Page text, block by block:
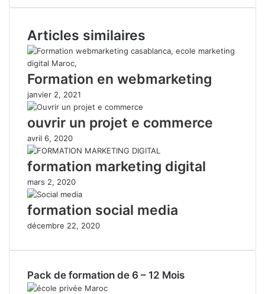
Articles similaires
Formation en webmarketing
janvier 2, 2021
ouvrir un projet e commerce
avril 6, 2020
formation marketing digital
mars 2, 2020
formation social media
décembre 22, 2020
Pack de formation de 6 – 12 Mois